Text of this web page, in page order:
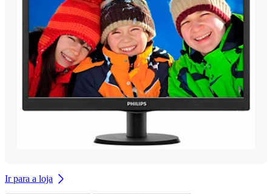
Ir para a loja